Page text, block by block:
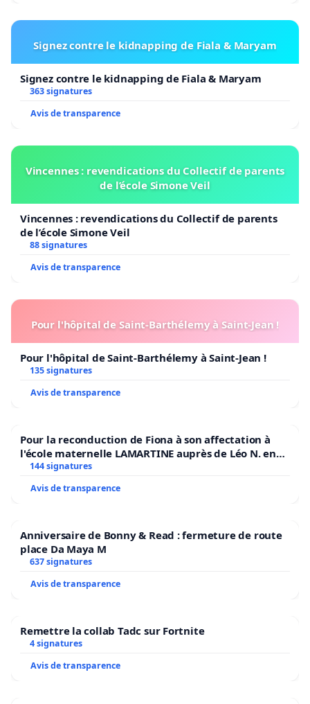
Signez contre le kidnapping de Fiala & Maryam
Signez contre le kidnapping de Fiala & Maryam
363 signatures
Avis de transparence
Vincennes : revendications du Collectif de parents
de l’école Simone Veil
Vincennes : revendications du Collectif de parents
de l’école Simone Veil
88 signatures
Avis de transparence
Pour l'hôpital de Saint-Barthélemy à Saint-Jean !
Pour l'hôpital de Saint-Barthélemy à Saint-Jean !
135 signatures
Avis de transparence
Pour la reconduction de Fiona à son affectation à
l'école maternelle LAMARTINE auprès de Léo N. en
2026/2027
144 signatures
Avis de transparence
Anniversaire de Bonny & Read : fermeture de route
place Da Maya M
637 signatures
Avis de transparence
Remettre la collab Tadc sur Fortnite
4 signatures
Avis de transparence